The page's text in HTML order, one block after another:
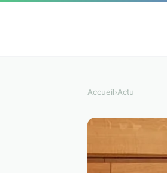
Accueil›Actu